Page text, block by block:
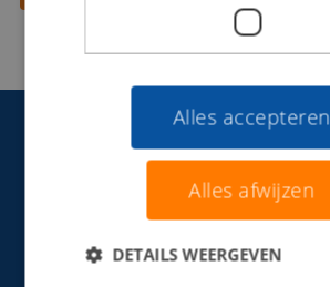
Alles accepteren
Alles afwijzen
DETAILS WEERGEVEN